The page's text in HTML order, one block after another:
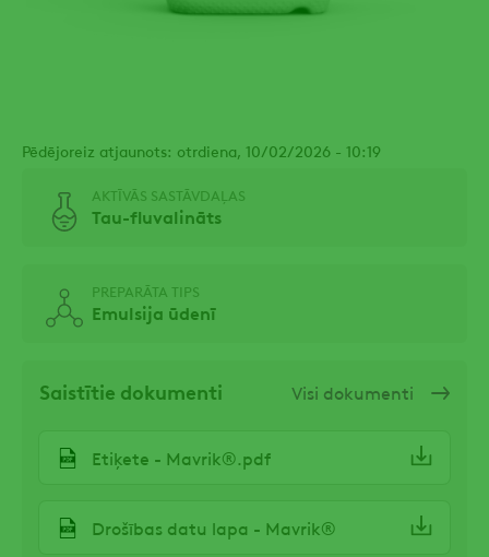
Pēdējoreiz atjaunots: otrdiena, 10/02/2026 - 10:19
AKTĪVĀS SASTĀVDAĻAS
Tau-fluvalināts
PREPARĀTA TIPS
Emulsija ūdenī
Saistītie dokumenti Visi dokumenti
Etiķete - Mavrik®.pdf
Drošības datu lapa - Mavrik®